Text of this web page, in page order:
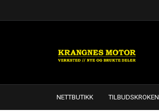
NETTBUTIKK TILBUDSKROKEN